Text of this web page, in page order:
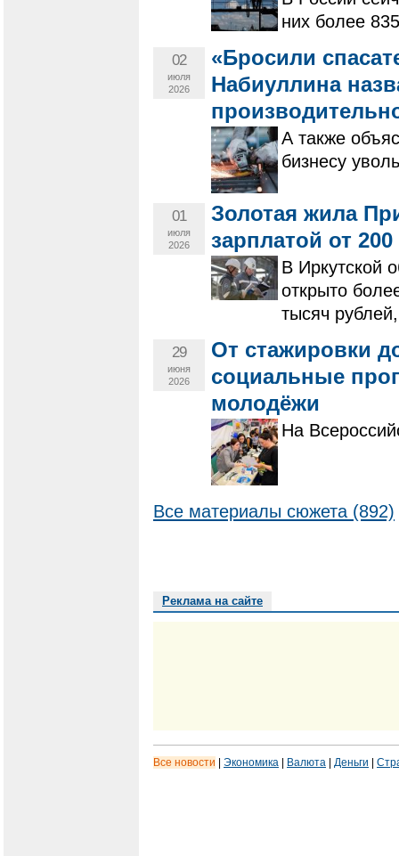
них более
02
июля
2026
«Бросили
Набиуллина
А также
бизнесу
01
июля
2026
Золотая жила
зарплатой от
В Иркутской
открыто
тысяч
29
июня
2026
От стажировки
социальные
молодёжи
На
Все материалы сюжета (892)
Реклама на сайте
Все новости Экономика Валюта Деньги